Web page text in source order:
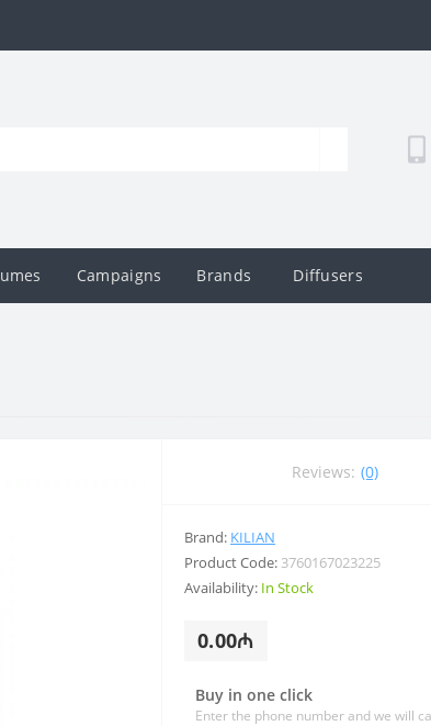
Campaigns Brands Diffusers
Reviews: (0)
Brand: KILIAN
Product Code: 3760167023225
Availability: In Stock
0.00₼
Buy in one click
Enter the phone number and we will